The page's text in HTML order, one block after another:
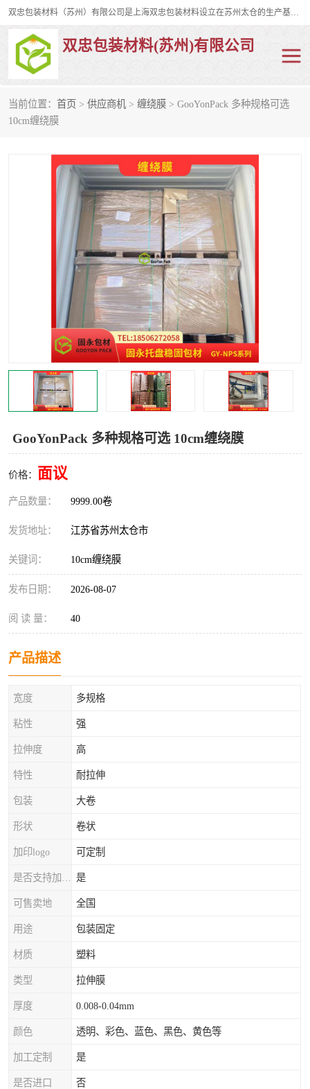
双忠包装材料（苏州）有限公司是上海双忠包装材料设立在苏州太仓的生产基地，占地约2万平米，产品主要有打孔缠绕膜，拉伸蜂窝纸，集装箱充气袋，滑托板，打包带，裹包网兜，防滑纸等箱体和托盘的运输和保护性包材。固永包材®，GooYon Pack®，是我们保护性包装材料的专属品牌。
双忠包装材料(苏州)有限公司
当前位置： 首页 > 供应商机 > 缠绕膜 > GooYonPack 多种规格可选
10cm缠绕膜
GooYonPack 多种规格可选 10cm缠绕膜
价格： 面议
产品数量： 9999.00卷
发货地址： 江苏省苏州太仓市
关键词： 10cm缠绕膜
发布日期： 2026-08-07
阅 读 量： 40
产品描述
宽度 多规格
粘性 强
拉伸度 高
特性 耐拉伸
包装 大卷
形状 卷状
加印logo 可定制
是
可售卖地 全国
用途 包装固定
材质 塑料
类型 拉伸膜
厚度 0.008-0.04mm
颜色 透明、彩色、蓝色、黑色、黄色等
加工定制 是
是否进口 否
打孔缠绕膜
裹包网兜 纤维打包带
充气袋
缠绕膜
托盘裹包网兜
托盘捆绑带